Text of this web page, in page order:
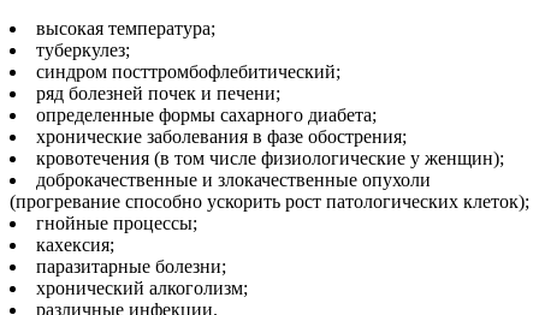
высокая температура;
туберкулез;
синдром посттромбофлебитический;
ряд болезней почек и печени;
определенные формы сахарного диабета;
хронические заболевания в фазе обострения;
кровотечения (в том числе физиологические у женщин);
доброкачественные и злокачественные опухоли
(прогревание способно ускорить рост патологических клеток);
гнойные процессы;
кахексия;
паразитарные болезни;
хронический алкоголизм;
различные инфекции.